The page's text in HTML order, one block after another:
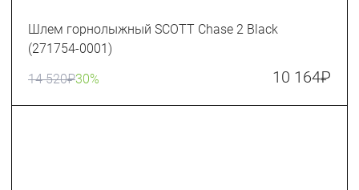
Шлем горнолыжный SCOTT Chase 2 Black
(271754-0001)
14 520₽30% 10 164₽